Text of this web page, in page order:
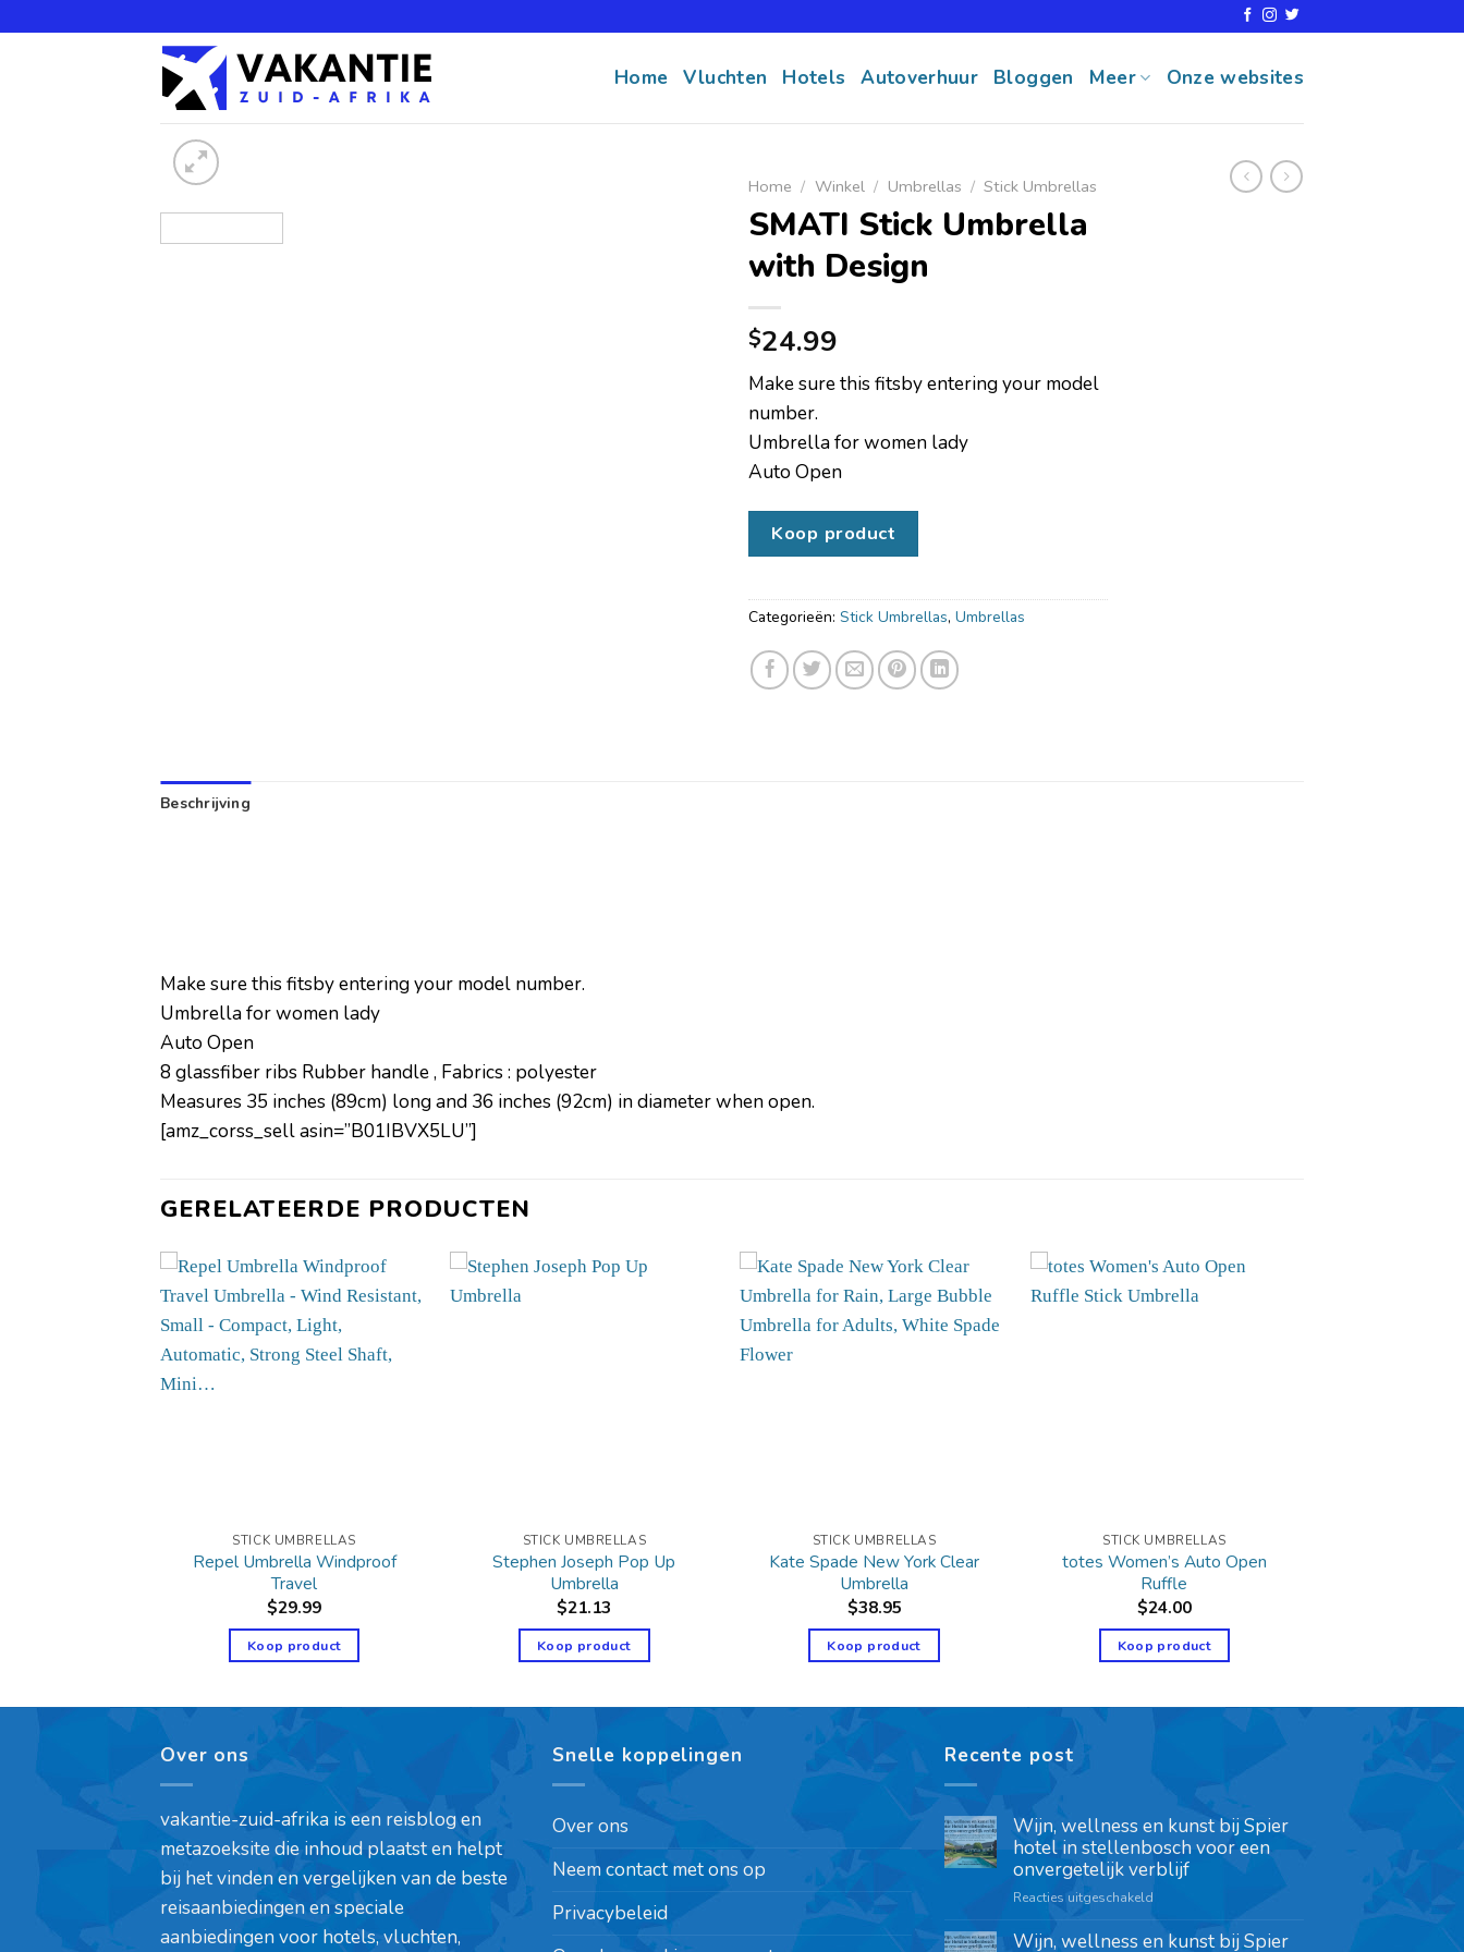
Home Vluchten Hotels Autoverhuur Bloggen Meer Onze websites
Home / Winkel / Umbrellas / Stick Umbrellas
SMATI Stick Umbrella
with Design
$24.99
Make sure this fitsby entering your model
number.
Umbrella for women lady
Auto Open
Koop product
Categorieën: Stick Umbrellas, Umbrellas
Beschrijving
Make sure this fitsby entering your model number.
Umbrella for women lady
Auto Open
8 glassfiber ribs Rubber handle , Fabrics : polyester
Measures 35 inches (89cm) long and 36 inches (92cm) in diameter when open.
[amz_corss_sell asin=”B01IBVX5LU”]
GERELATEERDE PRODUCTEN
STICK UMBRELLAS
Repel Umbrella Windproof
Travel
$29.99
Koop product
STICK UMBRELLAS
Stephen Joseph Pop Up
Umbrella
$21.13
Koop product
STICK UMBRELLAS
Kate Spade New York Clear
Umbrella
$38.95
Koop product
STICK UMBRELLAS
totes Women’s Auto Open
Ruffle
$24.00
Koop product
Over ons
vakantie-zuid-afrika is een reisblog en
metazoeksite die inhoud plaatst en helpt
bij het vinden en vergelijken van de beste
reisaanbiedingen en speciale
aanbiedingen voor hotels, vluchten,
Snelle koppelingen
Over ons
Neem contact met ons op
Privacybeleid
Recente post
Wijn, wellness en kunst bij Spier
hotel in stellenbosch voor een
onvergetelijk verblijf
Reacties uitgeschakeld
Wijn, wellness en kunst bij Spier